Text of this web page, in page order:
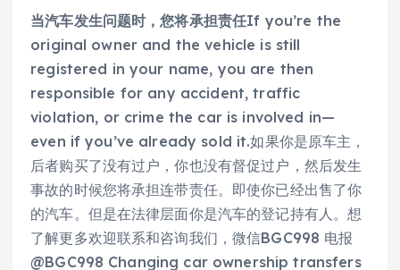
当汽车发生问题时，您将承担责任If you’re the
original owner and the vehicle is still
registered in your name, you are then
responsible for any accident, traffic
violation, or crime the car is involved in—
even if you’ve already sold it.如果你是原车主，
后者购买了没有过户，你也没有督促过户，然后发生
事故的时候您将承担连带责任。即使你已经出售了你
的汽车。但是在法律层面你是汽车的登记持有人。想
了解更多欢迎联系和咨询我们，微信BGC998 电报
@BGC998 Changing car ownership transfers